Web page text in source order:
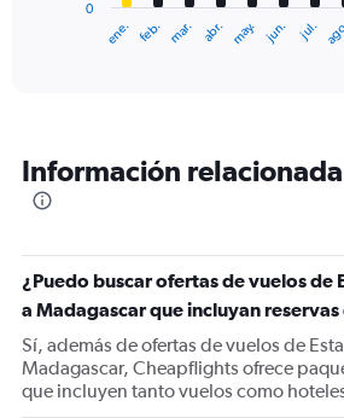
categories.
The
Y
axis
displaying
values.
Range:
0
ene. feb. mar. abr. may. jun. jul.
0
Información
¿Puedo buscar ofertas de vuelos de
a Madagascar que incluyan
Sí, además de ofertas de vuelos de
Madagascar, Cheapflights ofrece
que incluyen tanto vuelos como